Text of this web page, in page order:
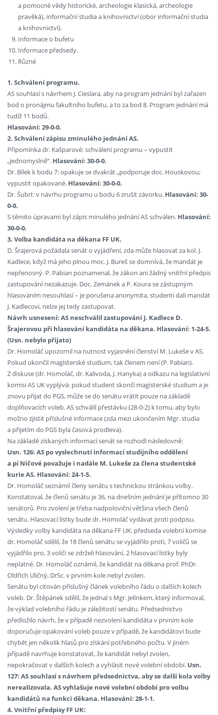
a pomocné vědy historické, archeologie klasická, archeologie
pravěká), informační studia a knihovnictví (obor informační studia
a knihovnictví).
Informace o bufetu
Informace předsedy.
Různé
1. Schválení programu.
AS souhlasí s návrhem J. Cieslara, aby na program jednání byl zařazen
bod o pronájmu fakultního bufetu, a to za bod 8. Program jednání má
tudíž 11 bodů.
Hlasování: 29-0-0.
2. Schválení zápisu zminulého jednání AS.
Připomínka dr. Kašparové: schválení programu – vypustit
„jednomyslně“. Hlasování: 30-0-0.
Dr. Bílek k bodu 7: opakuje se dvakrát „podporuje doc. Houskovou;
vypustit opakované. Hlasování: 30-0-0.
Dr. Šubrt: v návrhu programu u bodu 6 zrušit závorku. Hlasování: 30-
0-0.
S těmito úpravami byl zápis minulého jednání AS schválen. Hlasování:
30-0-0.
3. Volba kandidáta na děkana FF UK.
D. Šrajerová požádala senát o vyjádření, zda může hlasovat za kol. J.
Kadlece, když má jeho plnou moc. J. Bureš se domnívá, že mandát je
nepřenosný. P. Pabian poznamenal, že zákon ani žádný vnitřní předpis
zastupování nezakazuje. Doc. Zemánek a P. Koura se zástupným
hlasováním nesouhlasí – je porušena anonymita, studenti dali mandát
J. Kadlecovi, nelze jej tedy zastupovat.
Návrh usnesení: AS neschválil zastupování J. Kadlece D.
Šrajerovou při hlasování kandidáta na děkana. Hlasování: 1-24-5.
(Usn. nebylo přijato)
Dr. Homoláč upozornil na nutnost vyjasnění členství M. Lukeše v AS.
Pokud ukončil magisterské studium, tak členem není (P. Pabian).
Z diskuse (dr. Homoláč, dr. Kalivoda, J. Hanyka) a odkazu na legislativní
komisi AS UK vyplývá: pokud student skončí magisterské studium a je
znovu přijat do PGS, může se do senátu vrátit pouze na základě
doplňovacích voleb. AS schválil přestávku (28-0-2) k tomu, aby bylo
možno zjistit příslušné informace (zda mezi ukončením Mgr. studia
a přijetím do PGS byla časová prodleva).
Na základě získaných informací senát se rozhodl následovně:
Usn. 126: AS po vyslechnutí informací studijního oddělení
a pí Ničové považuje i nadále M. Lukeše za člena studentské
kurie AS. Hlasování: 24-1-5.
Dr. Homoláč seznámil členy senátu s technickou stránkou volby.
Konstatoval, že členů senátu je 36, na dnešním jednání je přítomno 30
senátorů. Pro zvolení je třeba nadpoloviční většina všech členů
senátu. Hlasovací lístky bude dr. Homoláč vydávat proti podpisu.
Výsledky volby kandidáta na děkana FF UK: předseda volební komise
dr. Homoláč sdělil, že 18 členů senátu se vyjádřilo proti, 7 voličů se
vyjádřilo pro, 3 voliči se zdrželi hlasování, 2 hlasovací lístky byly
neplatné. Dr. Homoláč oznámil, že kandidát na děkana prof. PhDr.
Oldřich Uličný, DrSc. v prvním kole nebyl zvolen.
Senátu byl citován příslušný článek volebního řádu o dalších kolech
voleb. Dr. Štěpánek sdělil, že jednal s Mgr. Jelínkem, který informoval,
že výklad volebního řádu je záležitostí senátu. Předsednictvo
předložilo návrh, že v případě nezvolení kandidáta v prvním kole
doporučuje opakování voleb pouze v případě, že kandidátovi bude
chybět jen několik hlasů pro získání potřebného počtu. V jiném
případě navrhuje konstatovat, že kandidát nebyl zvolen,
nepokračovat v dalších kolech a vyhlásit nové volební období. Usn.
127: AS souhlasí s návrhem předsednictva, aby se další kola volby
nerealizovala. AS vyhlašuje nové volební období pro volbu
kandidátů na funkci děkana. Hlasování: 28-1-1.
4. Vnitřní předpisy FF UK: